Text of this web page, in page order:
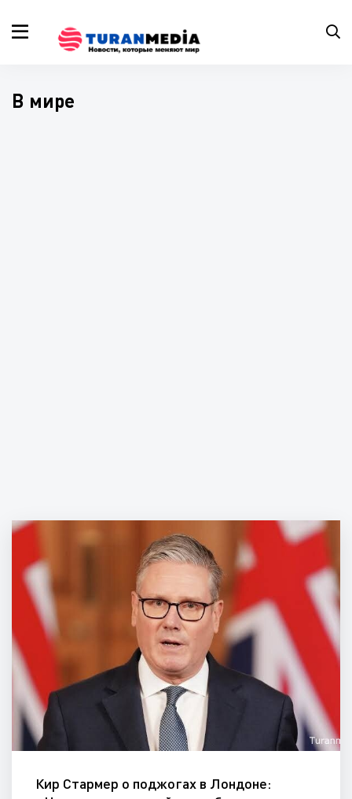
В мире
Кир Стармер о поджогах в Лондоне: